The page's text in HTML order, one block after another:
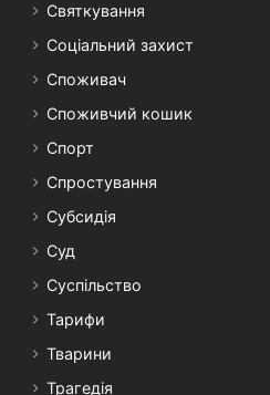
Святкування
Соціальний захист
Споживач
Споживчий кошик
Спорт
Спростування
Субсидія
Суд
Суспільство
Тарифи
Тварини
Трагедія